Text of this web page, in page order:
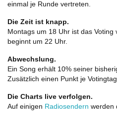
einmal je Runde vertreten.
Die Zeit ist knapp.
Montags um 18 Uhr ist das
beginnt um 22 Uhr.
Abwechslung.
Ein Song erhält 10% seiner
Zusätzlich einen Punkt je
Die Charts live verfolgen.
Auf einigen Radiosendern werden